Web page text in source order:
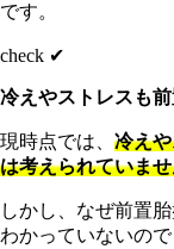
です。
check ✔︎
冷えやストレスも
現時点では、 冷え
は考えられていま
しかし、なぜ前置
わかっていないの